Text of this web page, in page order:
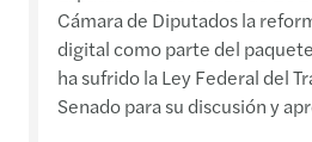
Cámara de Diputados la
digital como parte del
ha sufrido la Ley Federal del
Senado para su discusión y